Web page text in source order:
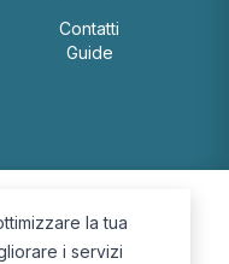
Contatti
Guide
la tua
i servizi